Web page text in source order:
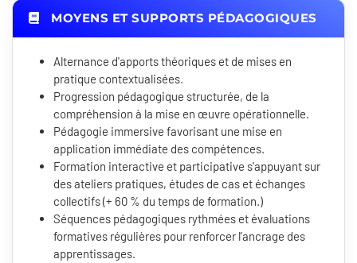
MOYENS ET SUPPORTS PÉDAGOGIQUES
Alternance d'apports théoriques et de mises en
pratique contextualisées.
Progression pédagogique structurée, de la
compréhension à la mise en œuvre opérationnelle.
Pédagogie immersive favorisant une mise en
application immédiate des compétences.
Formation interactive et participative s'appuyant sur
des ateliers pratiques, études de cas et échanges
collectifs (+ 60 % du temps de formation.)
Séquences pédagogiques rythmées et évaluations
formatives régulières pour renforcer l'ancrage des
apprentissages.